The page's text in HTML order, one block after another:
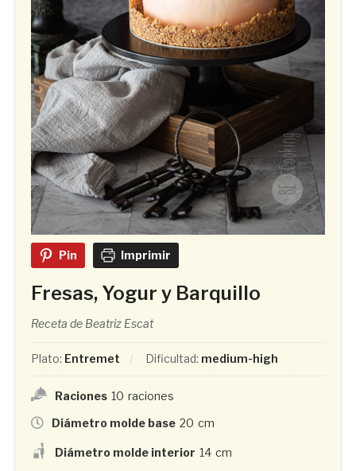
Pin Imprimir
Fresas, Yogur y Barquillo
Receta de Beatriz Escat
Plato: Entremet Dificultad: medium-high
Raciones 10 raciones
Diámetro molde base 20 cm
Diámetro molde interior 14 cm